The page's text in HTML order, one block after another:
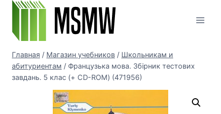
Перейти
содержимому
Главная / Магазин учебников / Школьникам и
абитуриентам / Французька мова. Збірник тестових
завдань. 5 клас (+ CD-ROM) (471956)